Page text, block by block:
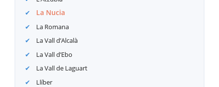
La Nucia
La Romana
La Vall d’Alcalà
La Vall d’Ebo
La Vall de Laguart
Llíber